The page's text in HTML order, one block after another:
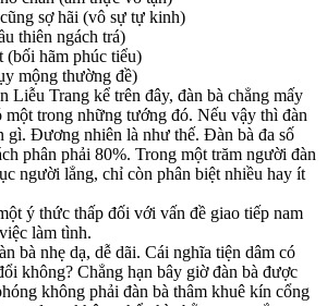
sợ hãi (vô sự tự kinh)
thiên ngách trá)
(bối hãm phúc tiểu)
mộng thường đề)
Liễu Trang kể trên đây, đàn bà chẳng mấy
trong những tướng đó. Nếu vậy thì đàn
gì. Đương nhiên là như thế. Đàn bà đa số
phân phải 80%. Trong một trăm người đàn
người lẳng, chỉ còn phân biệt nhiều hay ít
ý thức thấp đối với vấn đề giao tiếp nam
làm tình.
bà nhẹ dạ, dễ dãi. Cái nghĩa tiện dâm có
không? Chẳng hạn bây giờ đàn bà được
không phải đàn bà thâm khuê kín cổng